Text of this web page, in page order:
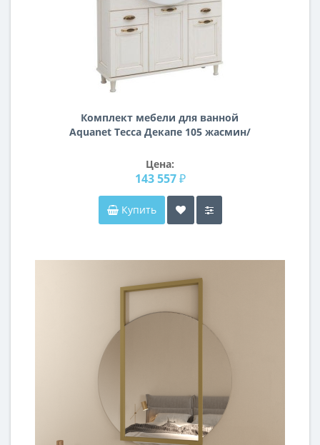
Комплект мебели для ванной
Aquanet Тесса Декапе 105 жасмин/
Цена:
143 557 ₽
Купить